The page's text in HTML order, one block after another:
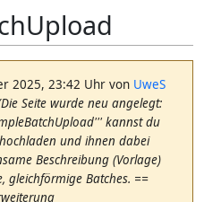
2025, 23:42 Uhr von UweS
Seite wurde neu angelegt:
kannst du
und ihnen dabei
Beschreibung (Vorlage)
gleichförmige Batches. ==